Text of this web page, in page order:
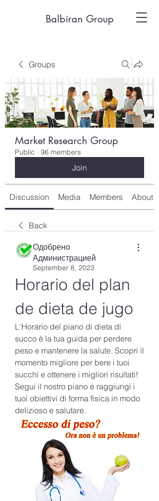
Balbiran Group
Groups
Market Research Group
Public · 96 members
Join
Discussion Media Members About
Back
Одобрено
Администрацией
September 8, 2023
Horario del plan
de dieta de jugo
L'Horario del piano di dieta di
succo è la tua guida per perdere
peso e mantenere la salute. Scopri il
momento migliore per bere i tuoi
succhi e ottenere i migliori risultati!
Segui il nostro piano e raggiungi i
tuoi obiettivi di forma fisica in modo
delizioso e salutare.